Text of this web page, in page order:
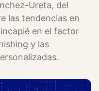
Ureta, del
las tendencias en
en el factor
y las